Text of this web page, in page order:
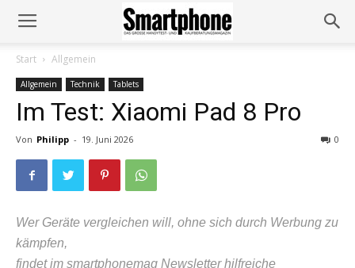
Start Allgemein
Allgemein Technik Tablets
Im Test: Xiaomi Pad 8 Pro
Von Philipp - 19. Juni 2026 0
Wer Geräte vergleichen will, ohne sich durch Werbung zu
kämpfen,
findet im smartphonemag Newsletter hilfreiche